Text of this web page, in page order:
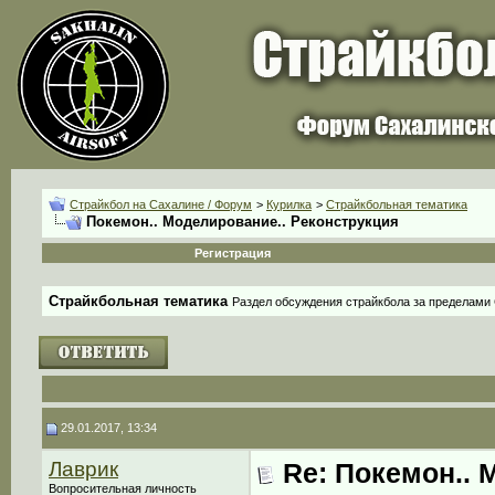
Страйкбол на Сахалине / Форум > Курилка > Страйкбольная тематика
Покемон.. Моделирование.. Реконструкция
Регистрация
Страйкбольная тематика Раздел обсуждения страйкбола за
29.01.2017, 13:34
Лаврик
Вопросительная личность Re: Покемон..